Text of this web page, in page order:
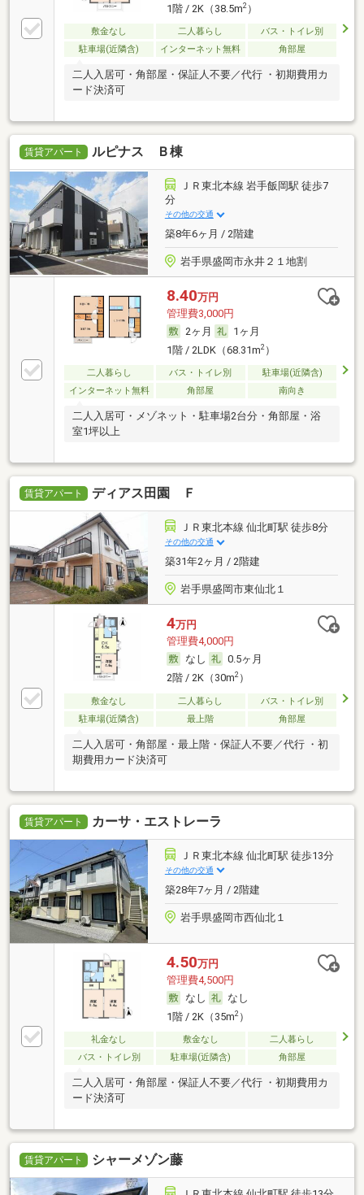
1階 / 2K（38.5m2）
敷金なし 二人暮らし
バス・トイレ別
駐車場(近隣含)
インターネット無料 角部屋
二人入居可・角部屋・保証人不要／代行 ・初期費用カ
ード決済可
賃貸アパート ルピナス Ｂ棟
ＪＲ東北本線 岩手飯岡駅 徒歩7
分
その他の交通
築8年6ヶ月 / 2階建
岩手県盛岡市永井２１地割
8.40万円
管理費3,000円
2ヶ月
1ヶ月
1階 / 2LDK（68.31m2）
二人暮らし バス・トイレ別
駐車場(近隣含)
インターネット無料
角部屋 南向き
二人入居可・メゾネット・駐車場2台分・角部屋・浴
室1坪以上
賃貸アパート ディアス田園 Ｆ
ＪＲ東北本線 仙北町駅 徒歩8分
その他の交通
築31年2ヶ月 / 2階建
岩手県盛岡市東仙北１
4万円
管理費4,000円
なし
0.5ヶ月
2階 / 2K（30m2）
敷金なし 二人暮らし
バス・トイレ別
駐車場(近隣含)
最上階 角部屋
二人入居可・角部屋・最上階・保証人不要／代行 ・初
期費用カード決済可
賃貸アパート カーサ・エストレーラ
ＪＲ東北本線 仙北町駅 徒歩13分
その他の交通
築28年7ヶ月 / 2階建
岩手県盛岡市西仙北１
4.50万円
管理費4,500円
なし
なし
1階 / 2K（35m2）
礼金なし 敷金なし
二人暮らし
バス・トイレ別
駐車場(近隣含) 角部屋
二人入居可・角部屋・保証人不要／代行 ・初期費用カ
ード決済可
賃貸アパート シャーメゾン藤